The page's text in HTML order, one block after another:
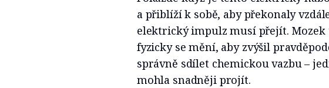
a přiblíží k sobě, aby překonaly
elektrický impulz musí přejít. Mozek
fyzicky se mění, aby zvýšil
správně sdílet chemickou vazbu –
mohla snadněji projít.